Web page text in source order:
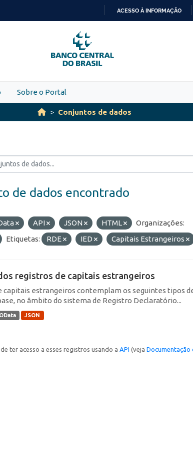
PARA
O
CONTEÚDO
ACESSO À INFORMAÇÃO
Sobre o Portal
Conjuntos de dados
de dados encontrado
API JSON HTML
Organizações:
Etiquetas: RDE IED Capitais Estrangeiros
registros de capitais estrangeiros
capitais estrangeiros contemplam os seguintes tipos
no âmbito do sistema de Registro Declaratório...
OData JSON
ter acesso a esses registros usando a API (veja Documentação